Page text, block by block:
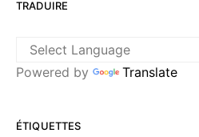
TRADUIRE
Powered by Translate
ÉTIQUETTES